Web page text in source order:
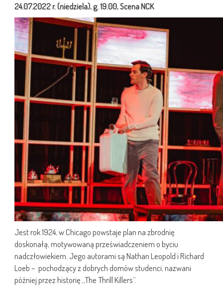
24.07.2022 r. (niedziela), g. 19.00, Scena NCK
Jest rok 1924, w Chicago powstaje plan na zbrodnię
doskonałą, motywowaną przeświadczeniem o byciu
nadczłowiekiem. Jego autorami są Nathan Leopold i Richard
Loeb – pochodzący z dobrych domów studenci, nazwani
później przez historię „The Thrill Killers”.